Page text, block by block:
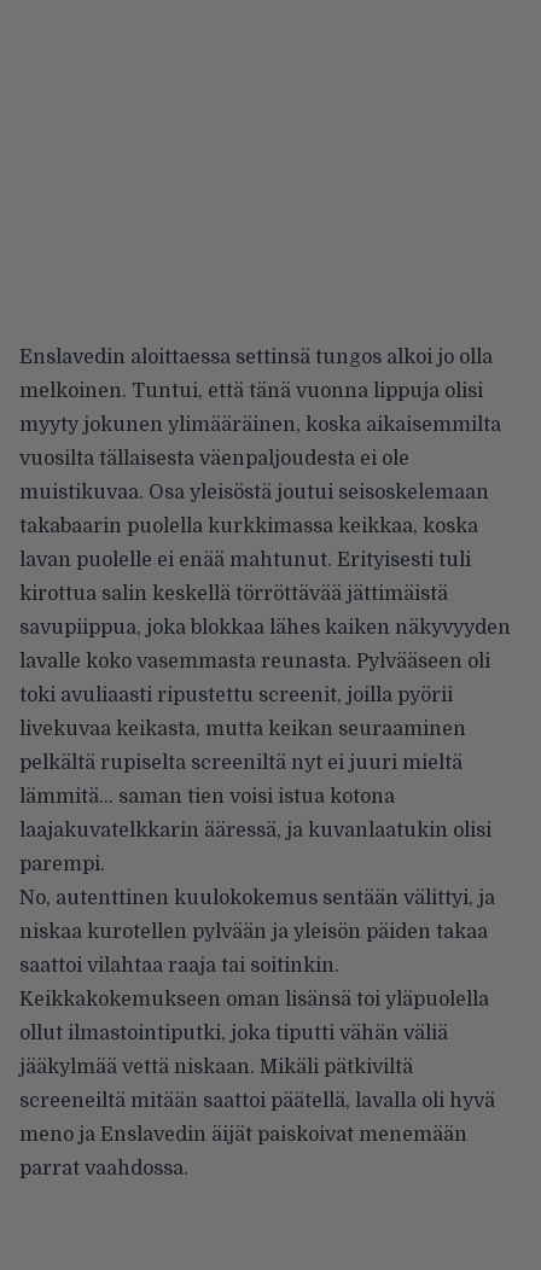
Enslavedin aloittaessa settinsä tungos alkoi jo olla
melkoinen. Tuntui, että tänä vuonna lippuja olisi
myyty jokunen ylimääräinen, koska aikaisemmilta
vuosilta tällaisesta väenpaljoudesta ei ole
muistikuvaa. Osa yleisöstä joutui seisoskelemaan
takabaarin puolella kurkkimassa keikkaa, koska
lavan puolelle ei enää mahtunut. Erityisesti tuli
kirottua salin keskellä törröttävää jättimäistä
savupiippua, joka blokkaa lähes kaiken näkyvyyden
lavalle koko vasemmasta reunasta. Pylvääseen oli
toki avuliaasti ripustettu screenit, joilla pyörii
livekuvaa keikasta, mutta keikan seuraaminen
pelkältä rupiselta screeniltä nyt ei juuri mieltä
lämmitä… saman tien voisi istua kotona
laajakuvatelkkarin ääressä, ja kuvanlaatukin olisi
parempi.
No, autenttinen kuulokokemus sentään välittyi, ja
niskaa kurotellen pylvään ja yleisön päiden takaa
saattoi vilahtaa raaja tai soitinkin.
Keikkakokemukseen oman lisänsä toi yläpuolella
ollut ilmastointiputki, joka tiputti vähän väliä
jääkylmää vettä niskaan. Mikäli pätkiviltä
screeneiltä mitään saattoi päätellä, lavalla oli hyvä
meno ja Enslavedin äijät paiskoivat menemään
parrat vaahdossa.